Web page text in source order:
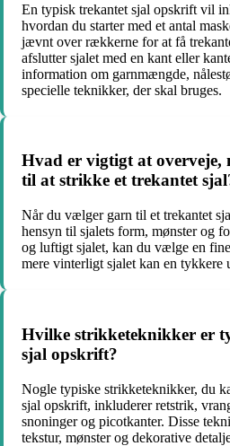
En typisk trekantet sjal opskrift vil
hvordan du starter med et antal
jævnt over rækkerne for at få
afslutter sjalet med en kant eller
information om garnmængde,
specielle teknikker, der skal bruges.
Hvad er vigtigt at
til at strikke et trekantet
Når du vælger garn til et trekantet
hensyn til sjalets form, mønster og
og luftigt sjalet, kan du vælge en
mere vinterligt sjalet kan en tykkere
Hvilke strikketeknikker er
sjal opskrift?
Nogle typiske strikketeknikker, du
sjal opskrift, inkluderer retstrik,
snoninger og picotkanter. Disse
tekstur, mønster og dekorative